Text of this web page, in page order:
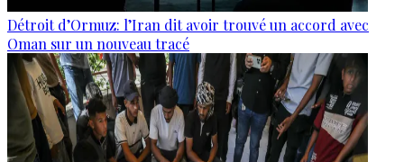
Détroit d’Ormuz: l’Iran dit avoir trouvé un accord avec
Oman sur un nouveau tracé